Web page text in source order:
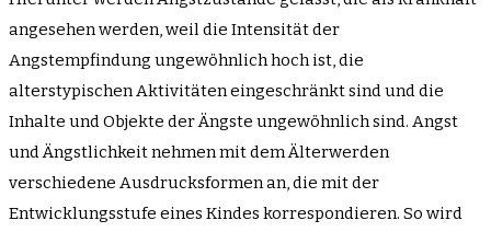
angesehen werden, weil die Intensität der
Angstempfindung ungewöhnlich hoch ist, die
alterstypischen Aktivitäten eingeschränkt sind und die
Inhalte und Objekte der Ängste ungewöhnlich sind. Angst
und Ängstlichkeit nehmen mit dem Älterwerden
verschiedene Ausdrucksformen an, die mit der
Entwicklungsstufe eines Kindes korrespondieren. So wird